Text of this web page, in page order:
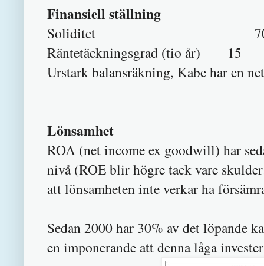
Finansiell ställning
Soliditet
Räntetäckningsgrad (tio år) 15
Urstark balansräkning, Kabe har en
Lönsamhet
ROA (net income ex goodwill) har
nivå (ROE blir högre tack vare
att lönsamheten inte verkar ha
Sedan 2000 har 30% av det löpande
en imponerande att denna låga